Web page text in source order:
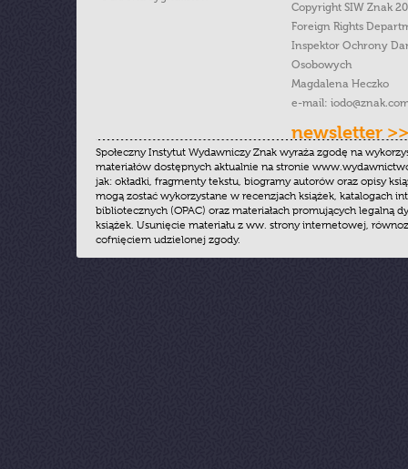
Copyright SIW Znak
Foreign Rights
Inspektor Ochrony
Osobowych
Magdalena Heczko
e-mail:
newsletter >>
Społeczny Instytut Wydawniczy Znak wyraża zgodę na
materiałów dostępnych aktualnie na stronie
jak: okładki, fragmenty tekstu, biogramy autorów oraz opisy
mogą zostać wykorzystane w recenzjach książek, katalogach
bibliotecznych (OPAC) oraz materiałach promujących legalną
książek. Usunięcie materiału z ww. strony internetowej,
cofnięciem udzielonej zgody.